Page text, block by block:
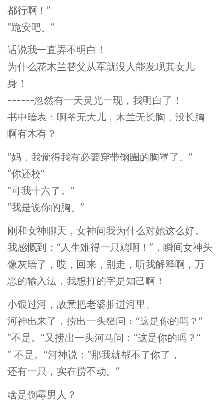
都行啊！”
“跪安吧。”
话说我一直弄不明白！
为什么花木兰替父从军就没人能发现其女儿
身！
------忽然有一天灵光一现，我明白了！
书中暗表：啊爷无大儿，木兰无长胸，没长胸
啊有木有？
“妈，我觉得我有必要穿带钢圈的胸罩了。”
“你还校”
“可我十六了。”
“我是说你的胸。”
刚和女神聊天，女神问我为什么对她这么好。
我感慨到：“人生难得一只鸡啊！”，瞬间女神头
像灰暗了，哎，回来，别走，听我解释啊，万
恶的输入法，我想打的字是知己啊！
小银过河，故意把老婆推进河里。
河神出来了，捞出一头猪问：“这是你的吗？”
“不是。”又捞出一头河马问：“这是你的吗？”
“ 不是。”河神说：“那我就帮不了你了，
还有一只，实在捞不动。”
啥是倒霉男人？